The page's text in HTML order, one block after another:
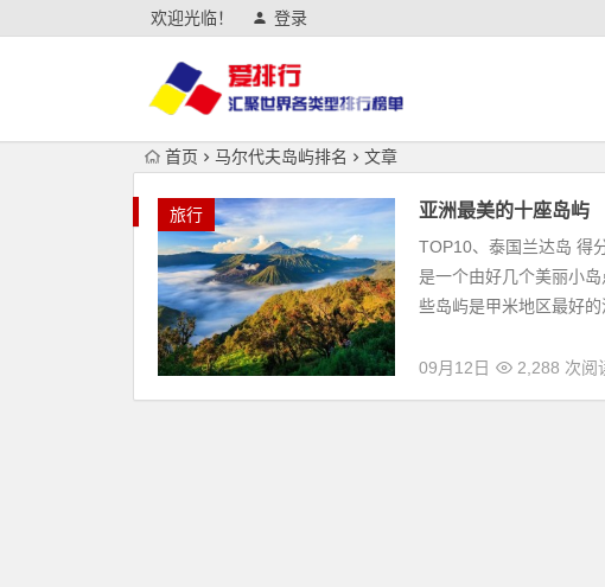
欢迎光临！ 登录
首页 马尔代夫岛屿排名 文章
旅行 亚洲最美的十座岛屿
TOP10、泰国兰达岛 得
是一个由好几个美丽小
些岛屿是甲米地区最好的
09月12日 2,288 次阅